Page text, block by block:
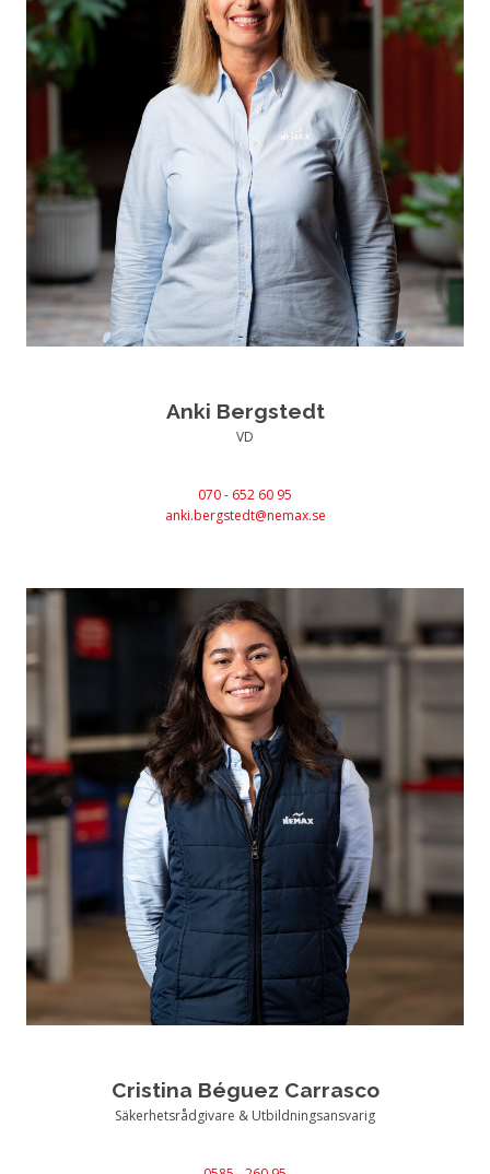
Anki Bergstedt
VD
070 - 652 60 95
anki.bergstedt@nemax.se
Cristina Béguez Carrasco
Säkerhetsrådgivare & Utbildningsansvarig